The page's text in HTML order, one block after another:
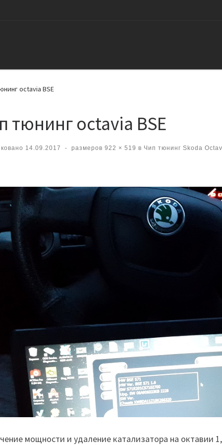
octavia BSE
тюнинг octavia BSE
14.09.2017 - размеров 922 × 519 в Чип тюнинг Skoda
мощности и удаление катализатора на октавии